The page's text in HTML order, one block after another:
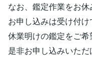
なお、鑑定作業をお
お申し込みは受け付
休業明けの鑑定をご
是非お申し込みいただ